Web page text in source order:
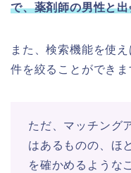
で、薬剤師の男性と
また、検索機能を使
件を絞ることができま
ただ、マッチング
はあるものの、ほ
を確かめるような